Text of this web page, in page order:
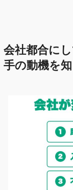
会社都合に
手の動機を